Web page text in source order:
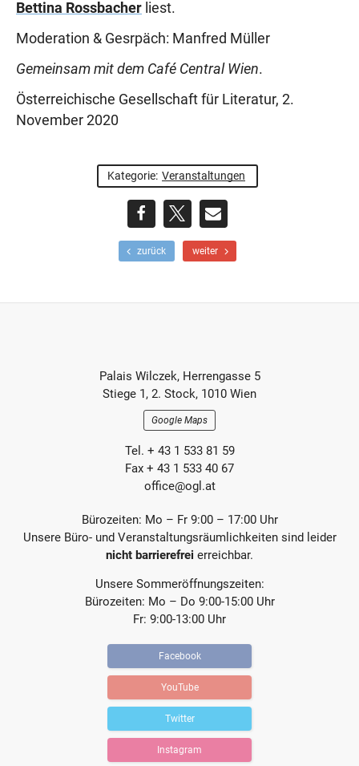
Bettina Rossbacher liest.
Moderation & Gesrpäch: Manfred Müller
Gemeinsam mit dem Café Central Wien.
Österreichische Gesellschaft für Literatur, 2.
November 2020
Kategorie: Veranstaltungen
teilen E-
zurück
r
e
i
t
r
weiter
N
ä
e
g
Palais Wilczek, Herrengasse 5
Stiege 1, 2. Stock, 1010 Wien
Google Maps
Tel. + 43 1 533 81 59
Fax + 43 1 533 40 67
office@ogl.at
Bürozeiten: Mo – Fr 9:00 – 17:00 Uhr
Unsere Büro- und Veranstaltungsräumlichkeiten sind leider
nicht barrierefrei erreichbar.
Unsere Sommeröffnungszeiten:
Bürozeiten: Mo – Do 9:00-15:00 Uhr
Fr: 9:00-13:00 Uhr
Facebook
YouTube
Twitter
Instagram